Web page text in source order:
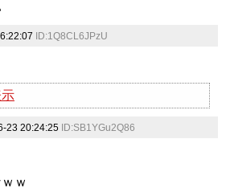
ID:1Q8CL6JPzU
23 20:24:25 ID:SB1YGu2Q86
ｗ